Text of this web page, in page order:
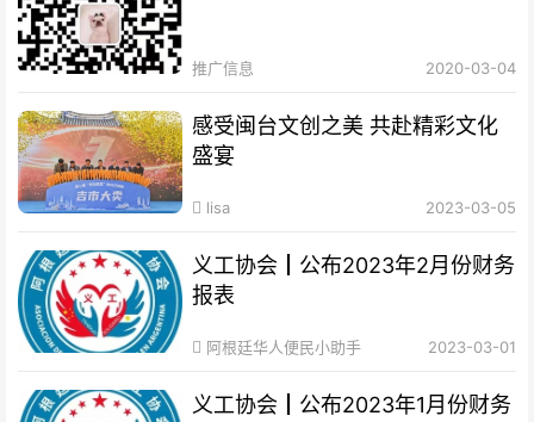
推广信息 2020-03-04
感受闽台文创之美 共赴精彩文化
盛宴
lisa 2023-03-05
义工协会┃公布2023年2月份财务
报表
阿根廷华人便民小助手 2023-03-01
义工协会┃公布2023年1月份财务